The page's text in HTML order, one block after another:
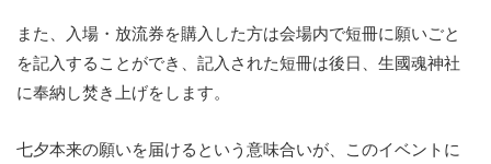
また、入場・放流券を購入した方は会場内で短冊に願いごと
を記入することができ、記入された短冊は後日、生國魂神社
に奉納し焚き上げをします。
七夕本来の願いを届けるという意味合いが、このイベントに